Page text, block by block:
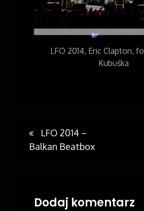
LFO 2014, Eric Clapton,
Kubuśka
Post
navigation
LFO 2014 –
Balkan Beatbox
Dodaj komentarz